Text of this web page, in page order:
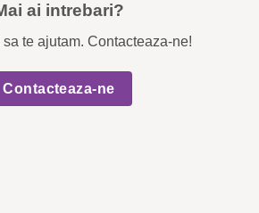
ai intrebari?
te ajutam. Contacteaza-ne!
Contacteaza-ne